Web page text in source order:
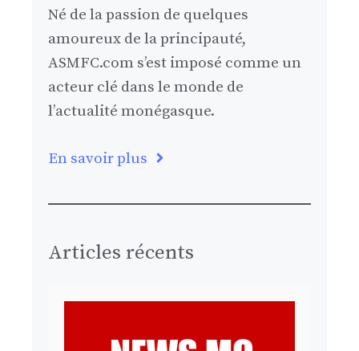
Né de la passion de quelques
amoureux de la principauté,
ASMFC.com s’est imposé comme un
acteur clé dans le monde de
l’actualité monégasque.
En savoir plus
Articles récents